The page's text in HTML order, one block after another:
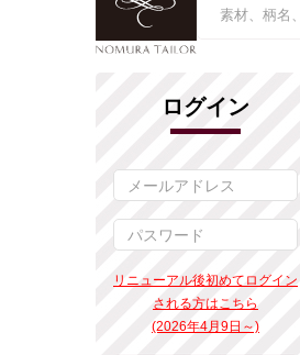
ログイン
リニューアル後初めてログイン
される方はこちら
(2026年4月9日～)